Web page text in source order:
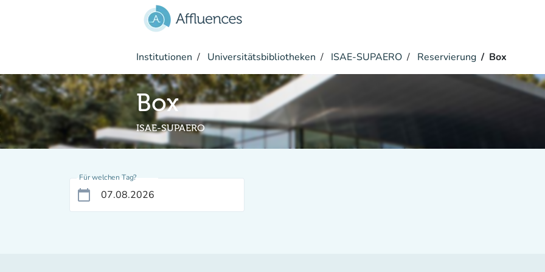
Institutionen Universitätsbibliotheken ISAE-SUPAERO Reservierung Box
Box
ISAE-SUPAERO
Für welchen Tag?
calendar_today